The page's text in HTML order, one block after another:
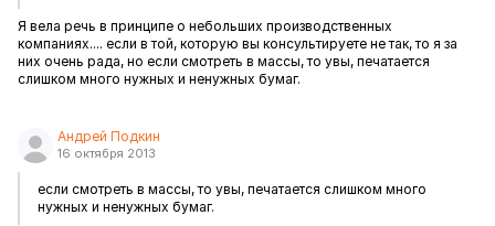
Я вела речь в принципе о небольших производственных
компаниях.... если в той, которую вы консультируете не так, то я за
них очень рада, но если смотреть в массы, то увы, печатается
слишком много нужных и ненужных бумаг.
Андрей Подкин
16 октября 2013
если смотреть в массы, то увы, печатается слишком много
нужных и ненужных бумаг.